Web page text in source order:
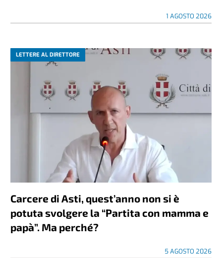
1 AGOSTO 2026
LETTERE AL DIRETTORE
Carcere di Asti, quest’anno non si è
potuta svolgere la “Partita con mamma e
papà”. Ma perché?
5 AGOSTO 2026